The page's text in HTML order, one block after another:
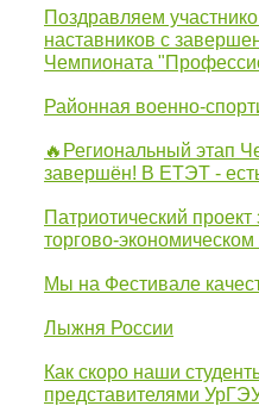
Поздравляем
наставников с
Чемпионата
Районная военно-
🔥Региональный этап
завершён! В ЕТЭТ -
Патриотический
торгово-
Мы на Фестивале
Лыжня России
Как скоро наши
представителями